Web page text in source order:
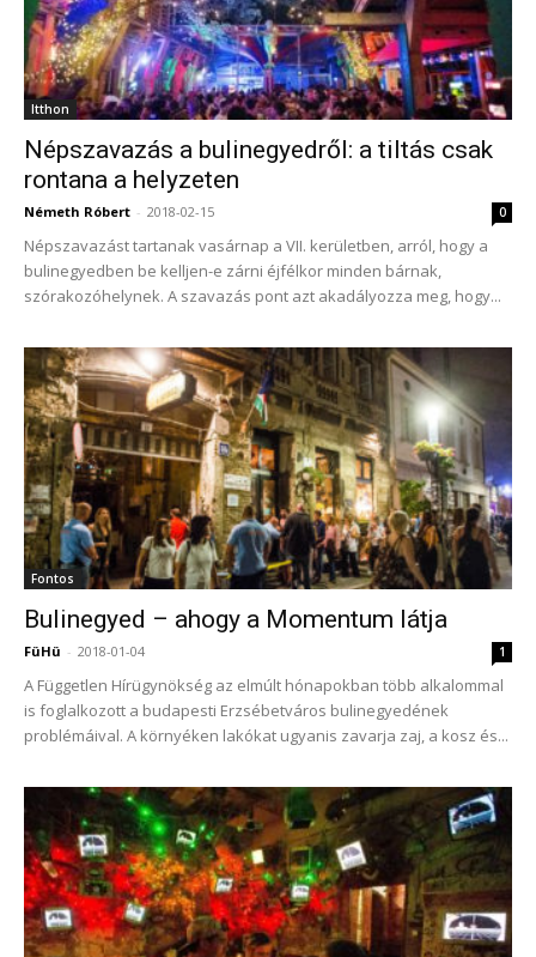
Itthon
Népszavazás a bulinegyedről: a tiltás csak
rontana a helyzeten
Németh Róbert - 2018-02-15 0
Népszavazást tartanak vasárnap a VII. kerületben, arról, hogy a
bulinegyedben be kelljen-e zárni éjfélkor minden bárnak,
szórakozóhelynek. A szavazás pont azt akadályozza meg, hogy...
Fontos
Bulinegyed – ahogy a Momentum látja
FüHü - 2018-01-04 1
A Független Hírügynökség az elmúlt hónapokban több alkalommal
is foglalkozott a budapesti Erzsébetváros bulinegyedének
problémáival. A környéken lakókat ugyanis zavarja zaj, a kosz és...